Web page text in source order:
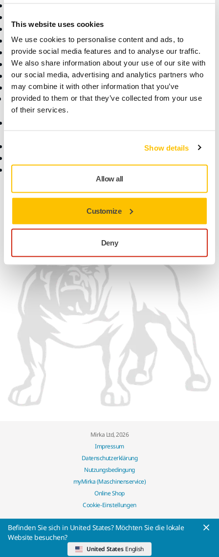
This website uses cookies
We use cookies to personalise content and ads, to
provide social media features and to analyse our traffic.
We also share information about your use of our site with
our social media, advertising and analytics partners who
may combine it with other information that you’ve
provided to them or that they’ve collected from your use
of their services.
Show details
Allow all
Customize
Deny
FAQ
Gewährleistung
Händlersuche
Kundenservice
Maschinenreparatur
myMirka app
Kontaktieren Sie uns
Messen & Veranstaltungen
News
Newsletter
Über uns
Online Shop
Online Shop
Mirka Ltd, 2026
Impressum
Datenschutzerklärung
Nutzungsbedingung
myMirka (Maschinenservice)
Online Shop
Cookie-Einstellungen
Befinden Sie sich in United States? Möchten Sie die lokale
Website besuchen?
United States English